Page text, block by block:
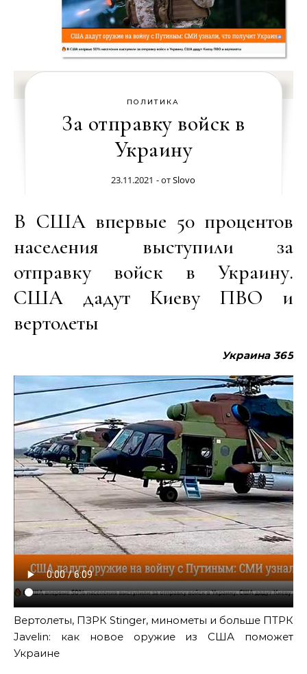
ПОЛИТИКА
За отправку войск в
Украину
23.11.2021 - отSlovo
В США впервые 50 процентов
населения выступили за
отправку войск в Украину.
США дадут Киеву ПВО и
вертолеты
Украина365
Вертолеты, ПЗРК Stinger, минометы и больше ПТРК
Javelin: как новое оружие из США поможет
Украине